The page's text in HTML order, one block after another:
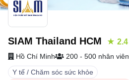
SIAM Thailand HCM ★ 2.4
Hồ Chí Minh 200 - 500 nhân viên
Y tế / Chăm sóc sức khỏe